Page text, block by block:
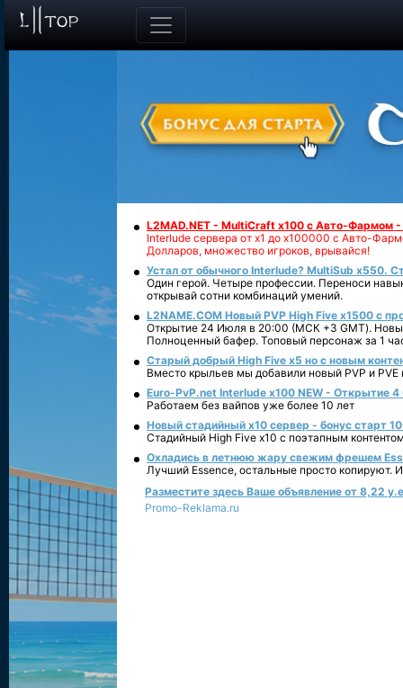
L2MAD.NET - MultiCraft x100 с Авто-Фармом
Interlude сервера от х1 до х100000 с Авто-
Долларов, множество игроков, врывайся!
Устал от обычного Interlude? MultiSub x550.
Один герой. Четыре профессии. Переноси
открывай сотни комбинаций умений.
L2NAME.COM Новый PVP High Five x1500 с
Открытие 24 Июля в 20:00 (МСК +3 GMT).
Полноценный бафер. Топовый персонаж за 1
Старый добрый High Five x5 но с новым
Вместо крыльев мы добавили новый PVP и PVE
Euro-PvP.net Interlude х100 NEW - Открытие 4
Работаем без вайпов уже более 10 лет
Новый стадийный х10 сервер - бонус старт
Стадийный High Five x10 с поэтапным
Охладись в летнюю жару свежим фрешем
Лучший Essence, остальные просто копируют.
Разместите здесь Ваше объявление от 8,22
Promo-Reklama.ru